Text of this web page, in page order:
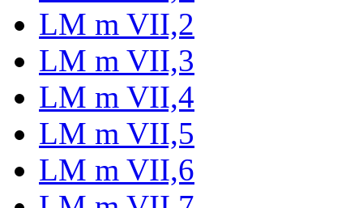
LM m VII,2
LM m VII,3
LM m VII,4
LM m VII,5
LM m VII,6